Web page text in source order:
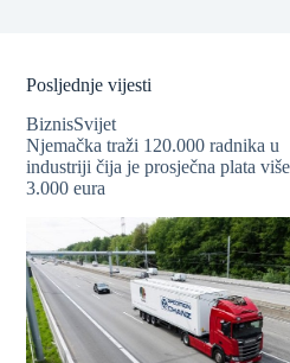
Posljednje vijesti
BiznisSvijet
Njemačka traži 120.000 radnika u
industriji čija je prosječna plata
3.000 eura